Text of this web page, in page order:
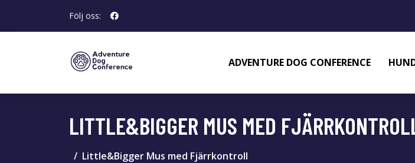
Följ oss:
ADVENTURE DOG CONFERENCE
LITTLE&BIGGER MUS MED
Little&Bigger Mus med Fjärrkontroll